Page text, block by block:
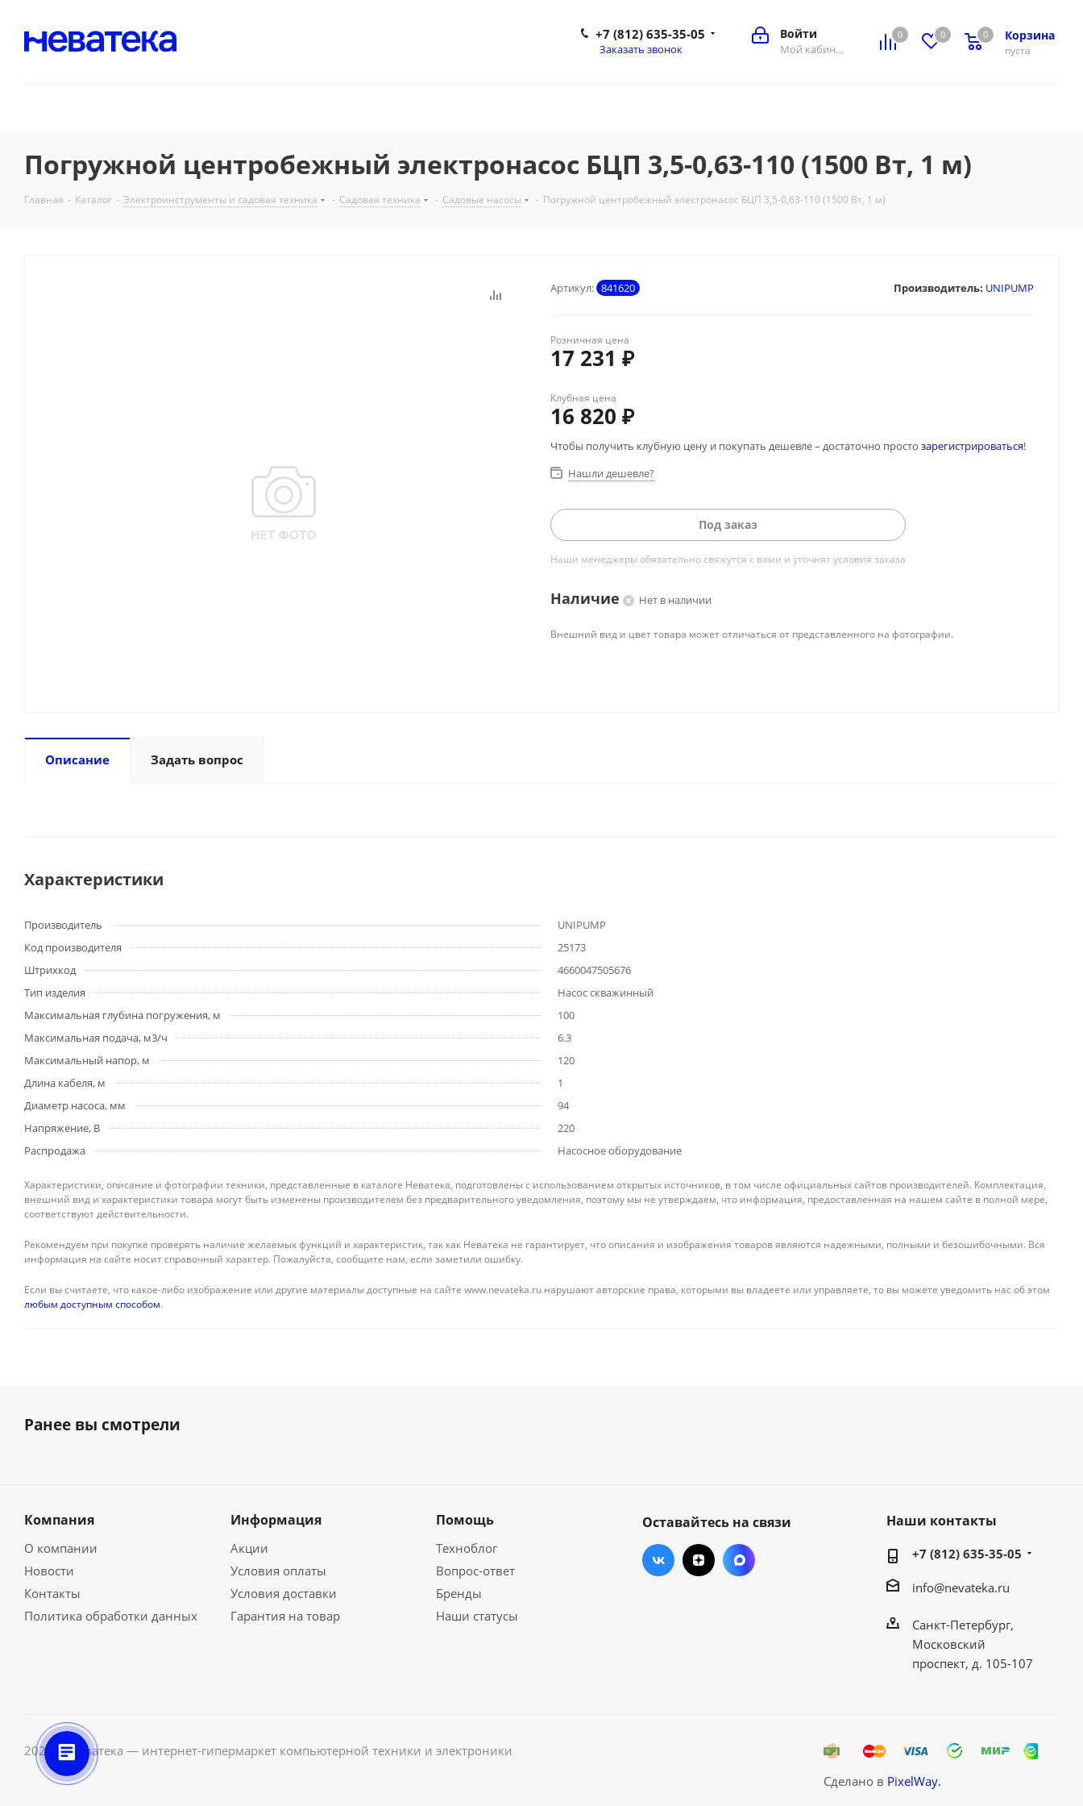
0 0 Корзина
0
пуста
0
Войти
Мой кабинет
+7 (812) 635-35-05
Заказать звонок
Погружной центробежный электронасос БЦП 3,5-0,63-110 (1500 Вт, 1 м)
Главная - Каталог - Электроинструменты и садовая техника - Садовая техника - Садовые насосы - Погружной центробежный электронасос БЦП 3,5-0,63-110 (1500 Вт, 1 м)
Артикул: 841620 Производитель: UNIPUMP
Розничная цена
17 231 ₽
Клубная цена
16 820 ₽
Чтобы получить клубную цену и покупать дешевле – достаточно просто зарегистрироваться!
Нашли дешевле?
Под заказ
Наши менеджеры обязательно свяжутся с вами и уточнят условия заказа
Наличие Нет в наличии
Внешний вид и цвет товара может отличаться от представленного на фотографии.
Описание Задать вопрос
Характеристики
Производитель
UNIPUMP
Код производителя
25173
Штрихкод
4660047505676
Тип изделия
Насос скважинный
Максимальная глубина погружения, м
100
Максимальная подача, м3/ч
6.3
Максимальный напор, м
120
Длина кабеля, м
1
Диаметр насоса, мм
94
Напряжение, В
220
Распродажа
Насосное оборудование
Характеристики, описание и фотографии техники, представленные в каталоге Неватека, подготовлены с использованием открытых источников, в том числе официальных сайтов производителей. Комплектация,
внешний вид и характеристики товара могут быть изменены производителем без предварительного уведомления, поэтому мы не утверждаем, что информация, предоставленная на нашем сайте в полной мере,
соответствуют действительности.
Рекомендуем при покупке проверять наличие желаемых функций и характеристик, так как Неватека не гарантирует, что описания и изображения товаров являются надежными, полными и безошибочными. Вся
информация на сайте носит справочный характер. Пожалуйста, сообщите нам, если заметили ошибку.
Если вы считаете, что какое-либо изображение или другие материалы доступные на сайте www.nevateka.ru нарушают авторские права, которыми вы владеете или управляете, то вы можете уведомить нас об этом
любым доступным способом.
Ранее вы смотрели
Компания
О компании
Новости
Контакты
Политика обработки данных
Информация
Акции
Условия оплаты
Условия доставки
Гарантия на товар
Помощь
Техноблог
Вопрос-ответ
Бренды
Наши статусы
Оставайтесь на связи Наши контакты
+7 (812) 635-35-05
info@nevateka.ru
Санкт-Петербург,
Московский
проспект, д. 105-107
2026 © Неватека — интернет-гипермаркет компьютерной техники и электроники
Сделано в PixelWay.